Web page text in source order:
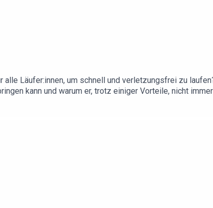
Läufer:innen, um schnell und verletzungsfrei zu
kann und warum er, trotz einiger Vorteile, nicht
aktuellen Gewinnspiele & Rabatt-Aktionen!Spare